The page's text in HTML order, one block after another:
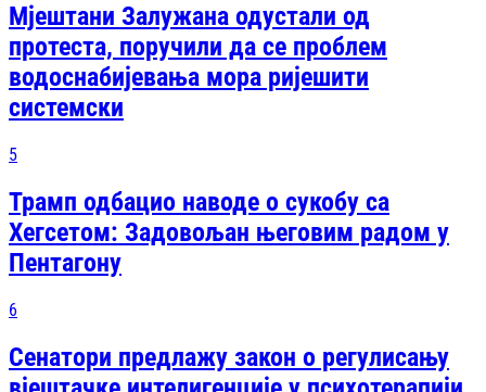
Мјештани Залужана одустали од
протеста, поручили да се проблем
водоснабијевања мора ријешити
системски
5
Трамп одбацио наводе о сукобу са
Хегсетом: Задовољан његовим радом у
Пентагону
6
Сенатори предлажу закон о регулисању